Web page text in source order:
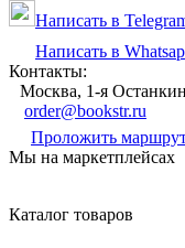
Написать в
Написать в
Контакты:
Москва, 1-я
order@bookstr.ru
Проложить
Мы на маркетплейсах
Каталог товаров